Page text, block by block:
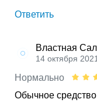
Ответить
Властная
14 октября
Нормально
Обычное средство